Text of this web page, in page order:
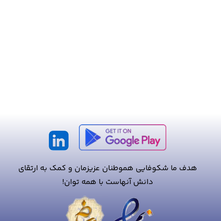
هدف ما شکوفایی هموطنان عزیزمان و کمک به ارتقای
دانش آنهاست با همه توان!